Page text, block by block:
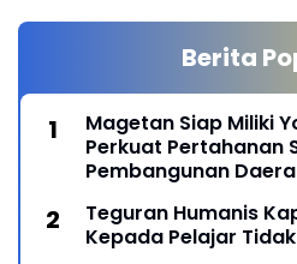
Berita
Magetan Siap Miliki
Perkuat Pertahanan
Pembangunan
Teguran Humanis
Kepada Pelajar